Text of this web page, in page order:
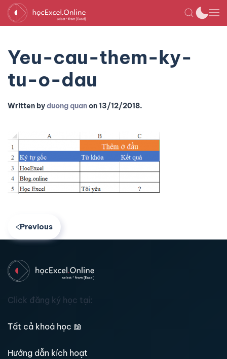
Yeu-cau-them-ky-
tu-o-dau
Written byduong quanon13/12/2018.
Previous
Click đăng ký học tại:
Tất cả khoá học 📖
Hướng dẫn kích hoạt